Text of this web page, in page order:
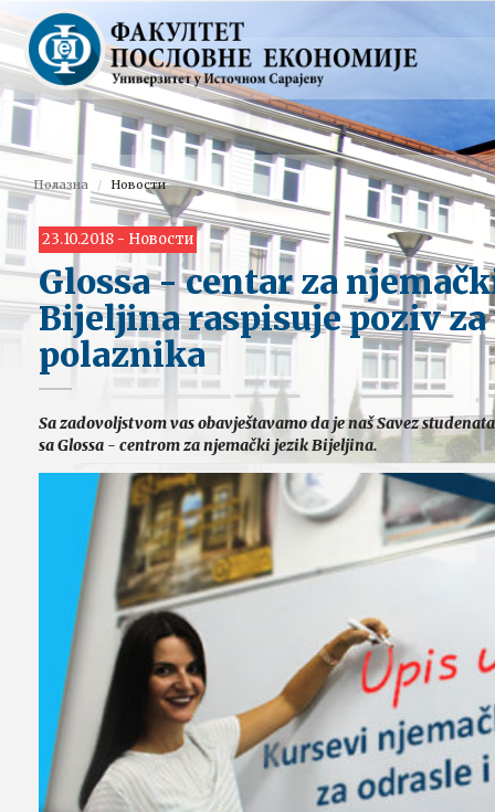
Полазна Новости
23.10.2018 - Новости
Glossa - centar za
Bijeljina raspisuje poziv
polaznika
Sa zadovoljstvom vas obavještavamo da je naš Savez
sa Glossa - centrom za njemački jezik Bijeljina.